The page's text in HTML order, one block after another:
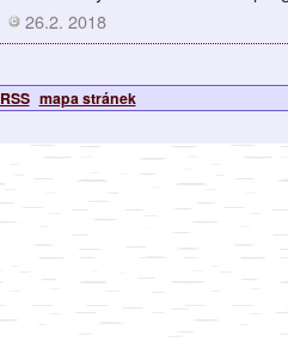
26.2. 2018
RSS mapa stránek